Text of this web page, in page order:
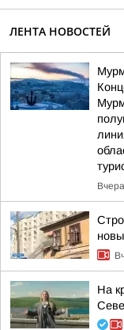
ЛЕНТА НОВОСТЕЙ
На